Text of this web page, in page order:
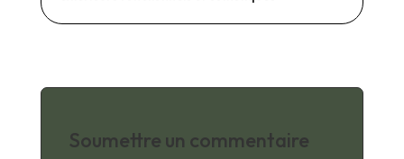
Soumettre un commentaire